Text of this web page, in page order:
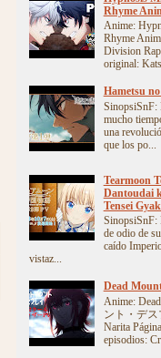
Rhyme
Anime:
Rhyme
Division
original:
Hametsu
SinopsiSnF:
mucho
una
que los po...
Tearmoon
Dantoudai
Tensei
SinopsiSnF:
de odio de
caído
vistaz...
Dead
Anime:
ント・デス
Narita
episodios: